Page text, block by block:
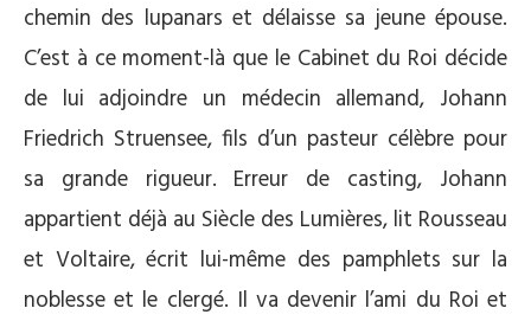
chemin des lupanars et délaisse sa jeune épouse.
C’est à ce moment-là que le Cabinet du Roi décide
de lui adjoindre un médecin allemand, Johann
Friedrich Struensee, fils d’un pasteur célèbre pour
sa grande rigueur. Erreur de casting, Johann
appartient déjà au Siècle des Lumières, lit Rousseau
et Voltaire, écrit lui-même des pamphlets sur la
noblesse et le clergé. Il va devenir l’ami du Roi et